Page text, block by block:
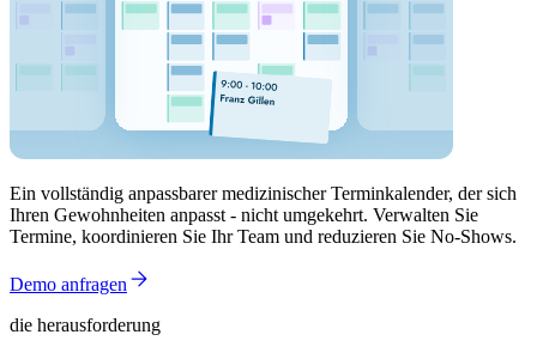
Ein vollständig anpassbarer medizinischer Terminkalender, der sich
Ihren Gewohnheiten anpasst - nicht umgekehrt. Verwalten Sie
Termine, koordinieren Sie Ihr Team und reduzieren Sie No-Shows.
Demo anfragen
die herausforderung